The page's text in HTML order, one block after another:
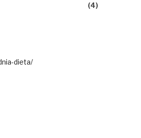
(4)
dieta/